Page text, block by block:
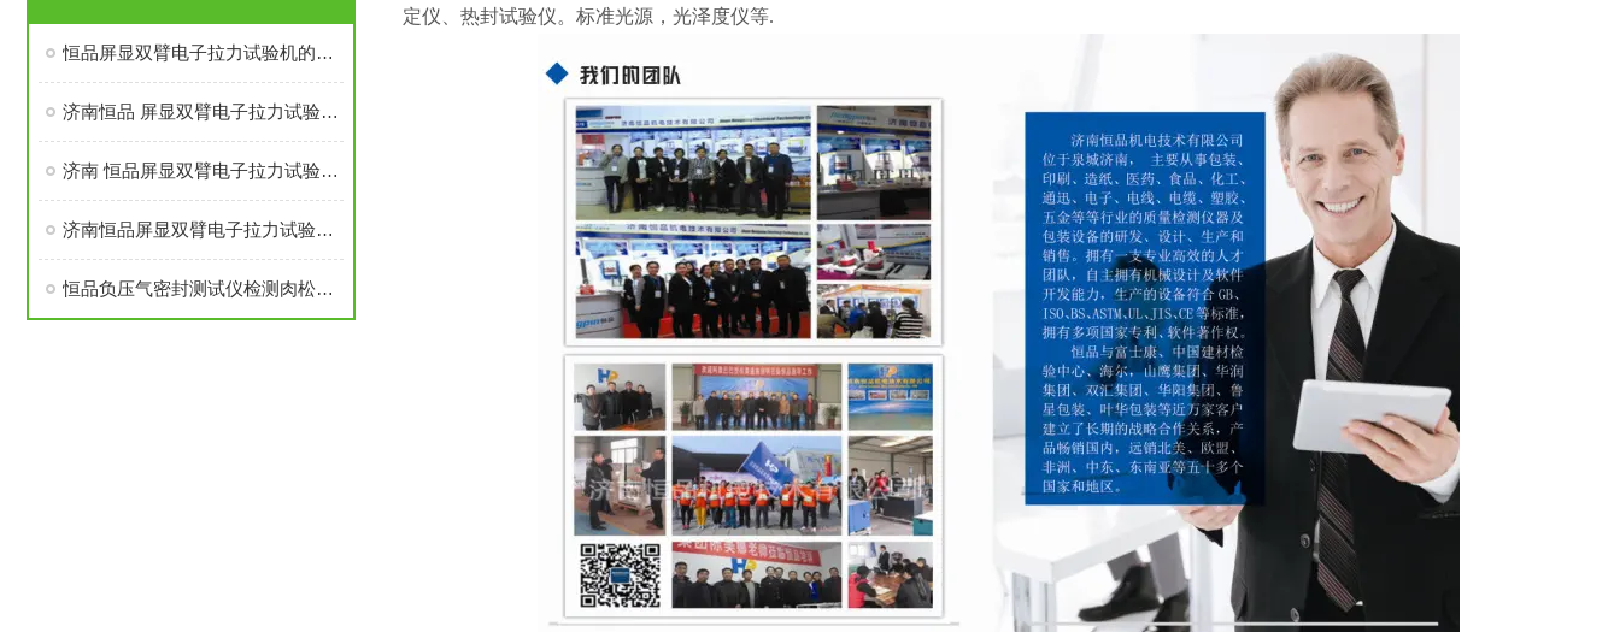
定仪、热封试验仪。标准光源，光泽度仪等.
恒品屏显双臂电子拉力试验机的技术参数
济南恒品 屏显双臂电子拉力试验机的技术参数
济南 恒品屏显双臂电子拉力试验机的技术参数
济南恒品屏显双臂电子拉力试验机的技术参数
恒品负压气密封测试仪检测肉松塑料包装的密封性能